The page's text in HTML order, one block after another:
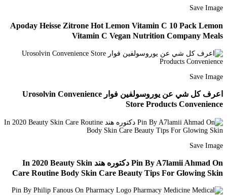
Save Image
Apoday Heisse Zitrone Hot Lemon Vitamin C 10 Pack Lemon
Vitamin C Vegan Nutrition Company Meals
Save Image
اعرف كل شي عن يوروسولفين فوار Urosolvin Convenience
Store Products Convenience
Save Image
Pin By A7lamii Ahmad On دكتوره هند In 2020 Beauty Skin
Care Routine Body Skin Care Beauty Tips For Glowing Skin